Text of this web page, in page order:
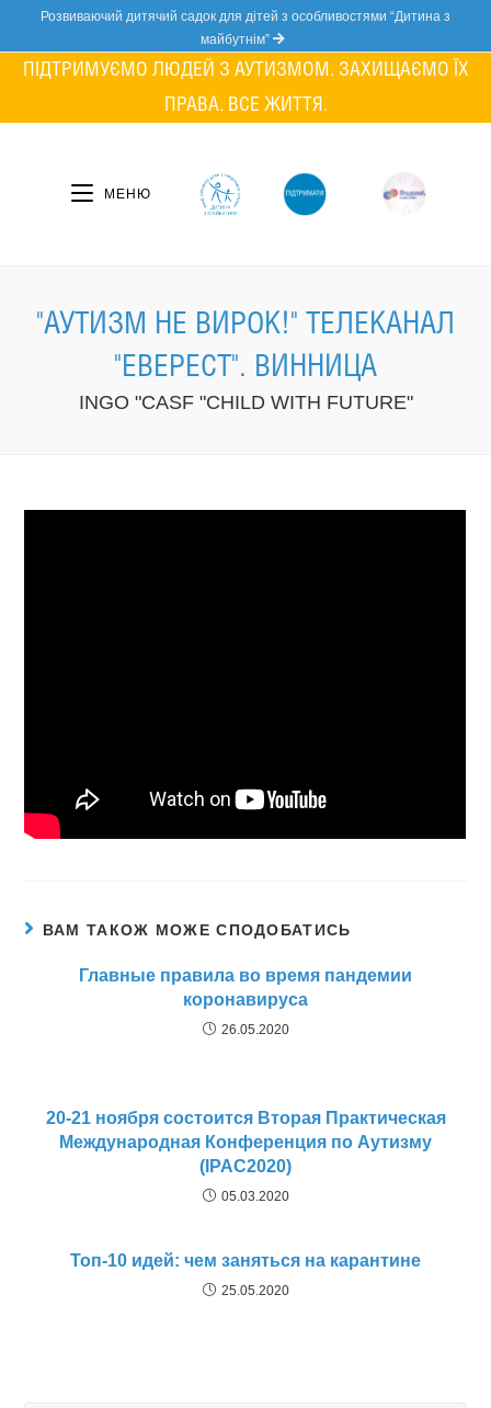
content
Розвиваючий дитячий садок для дітей з особливостями “Дитина з
майбутнім”
ПІДТРИМУЄМО ЛЮДЕЙ З АУТИЗМОМ. ЗАХИЩАЄМО ЇХ
ПРАВА. ВСЕ ЖИТТЯ.
МЕНЮ
"АУТИЗМ НЕ ВИРОК!" ТЕЛЕКАНАЛ
"ЕВЕРЕСТ". ВИННИЦА
INGO "CASF "CHILD WITH FUTURE"
ВАМ ТАКОЖ МОЖЕ СПОДОБАТИСЬ
Главные правила во время пандемии
коронавируса
26.05.2020
20-21 ноября состоится Вторая Практическая
Международная Конференция по Аутизму
(IPAC2020)
05.03.2020
Топ-10 идей: чем заняться на карантине
25.05.2020